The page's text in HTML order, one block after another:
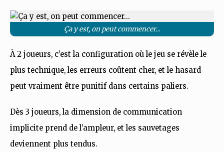
Ça y est, on peut commencer...
À 2 joueurs, c’est la configuration où le jeu se révèle le
plus technique, les erreurs coûtent cher, et le hasard
peut vraiment être punitif dans certains paliers.
Dès 3 joueurs, la dimension de communication
implicite prend de l’ampleur, et les sauvetages
deviennent plus tendus.